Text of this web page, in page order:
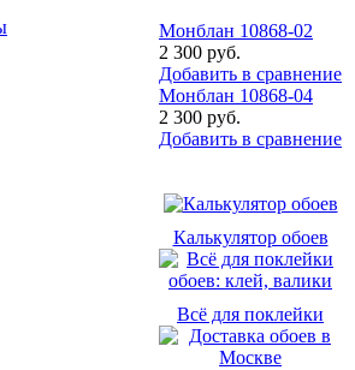
Монблан 10868-02
2 300 руб.
Добавить в сравнение
Монблан 10868-04
2 300 руб.
Добавить в сравнение
Калькулятор обоев
Всё для поклейки